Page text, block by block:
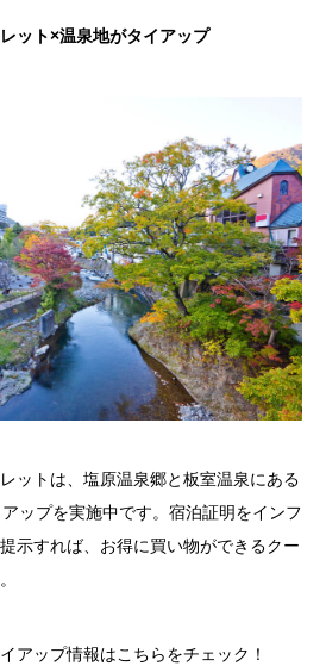
ット×温泉地がタイアップ
ットは、塩原温泉郷と板室温泉にある
ップを実施中です。宿泊証明をインフ
示すれば、お得に買い物ができるクー
アップ情報はこちらをチェック！